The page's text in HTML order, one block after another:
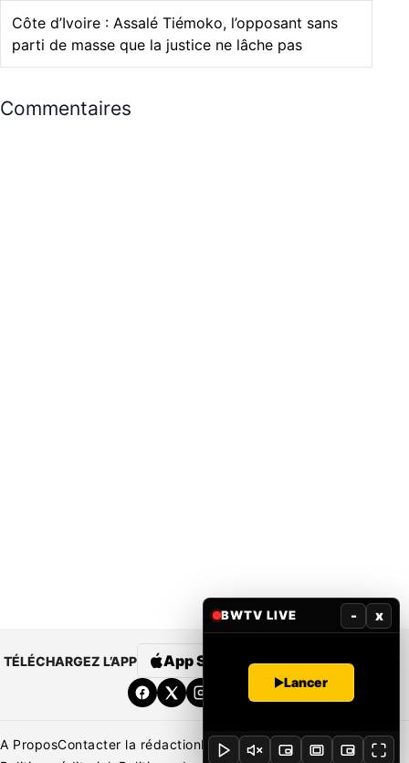
Côte d’Ivoire : Assalé Tiémoko, l’opposant sans
parti de masse que la justice ne lâche pas
Commentaires
TÉLÉCHARGEZ L’APP App Store Google Play
A ProposContacter la rédactionRédaction Mentions légales
BWTV LIVE - x
Lancer